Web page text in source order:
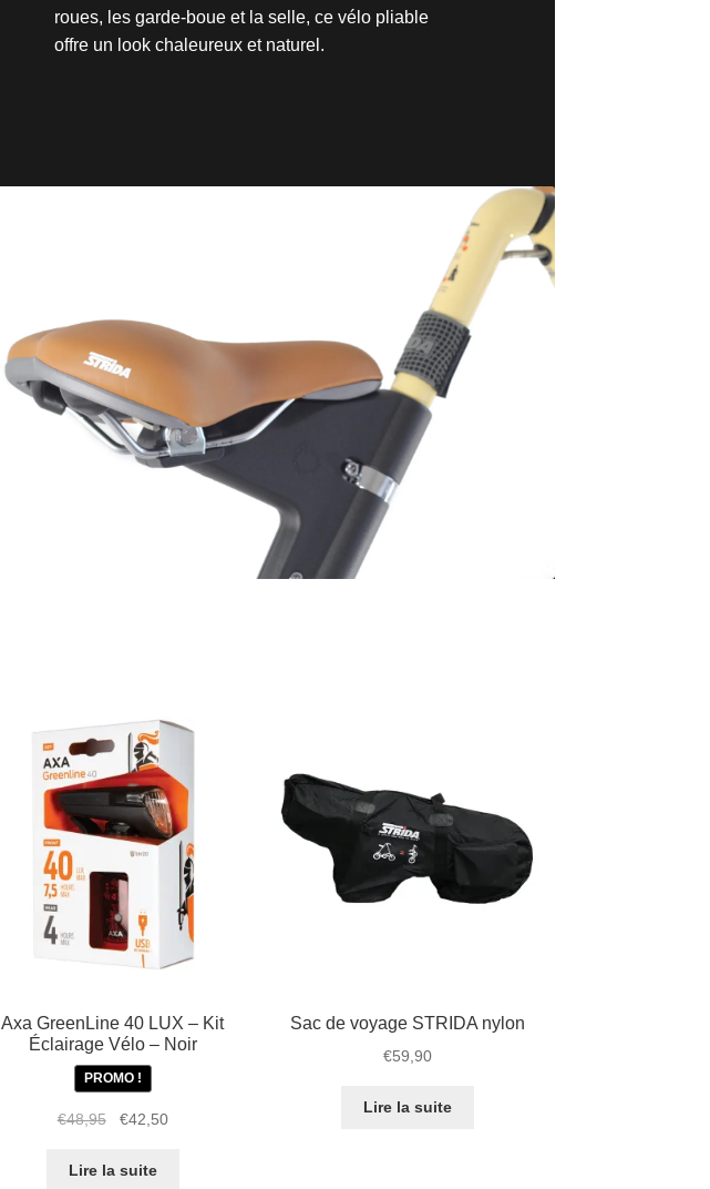
roues, les garde-boue et la selle, ce vélo pliable
offre un look chaleureux et naturel.
Axa GreenLine 40 LUX – Kit
Éclairage Vélo – Noir
PROMO !
€48,95
Le
initial
€42,50Le
Lire la suite
Sac de voyage STRIDA nylon
€59,90
Lire la suite